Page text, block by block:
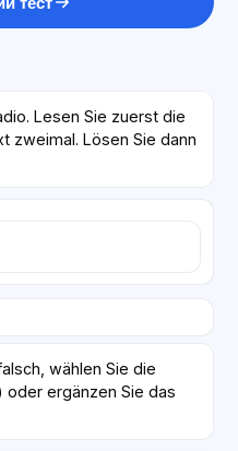
Lesen Sie zuerst die
zweimal. Lösen Sie dann
wählen Sie die
ergänzen Sie das